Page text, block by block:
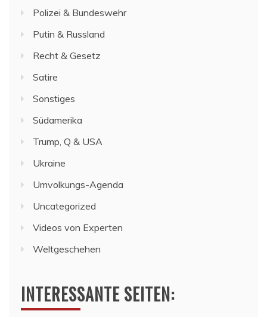
Polizei & Bundeswehr
Putin & Russland
Recht & Gesetz
Satire
Sonstiges
Südamerika
Trump, Q & USA
Ukraine
Umvolkungs-Agenda
Uncategorized
Videos von Experten
Weltgeschehen
INTERESSANTE SEITEN: